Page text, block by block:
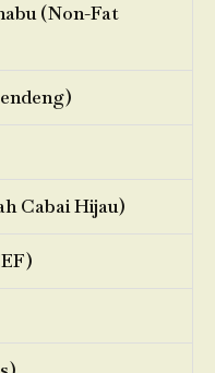
(Non-Fat
Cabai Hijau)